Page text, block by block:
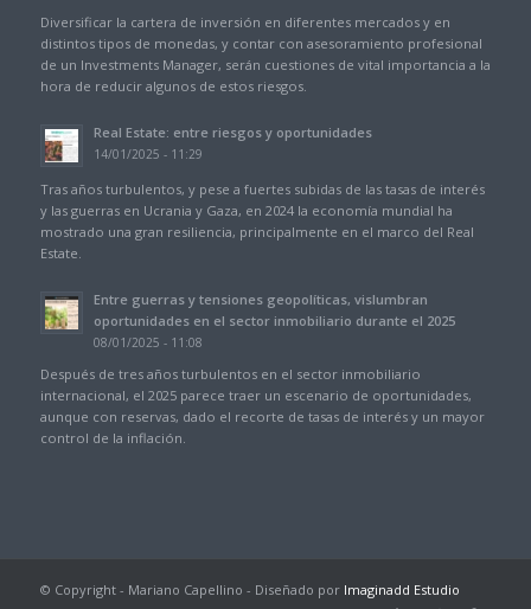
Diversificar la cartera de inversión en diferentes mercados y en
distintos tipos de monedas, y contar con asesoramiento profesional
de un Investments Manager, serán cuestiones de vital importancia a la
hora de reducir algunos de estos riesgos.
Real Estate: entre riesgos y oportunidades
14/01/2025 - 11:29
Tras años turbulentos, y pese a fuertes subidas de las tasas de interés
y las guerras en Ucrania y Gaza, en 2024 la economía mundial ha
mostrado una gran resiliencia, principalmente en el marco del Real
Estate.
Entre guerras y tensiones geopolíticas, vislumbran
oportunidades en el sector inmobiliario durante el 2025
08/01/2025 - 11:08
Después de tres años turbulentos en el sector inmobiliario
internacional, el 2025 parece traer un escenario de oportunidades,
aunque con reservas, dado el recorte de tasas de interés y un mayor
control de la inflación.
© Copyright - Mariano Capellino - Diseñado por Imaginadd Estudio